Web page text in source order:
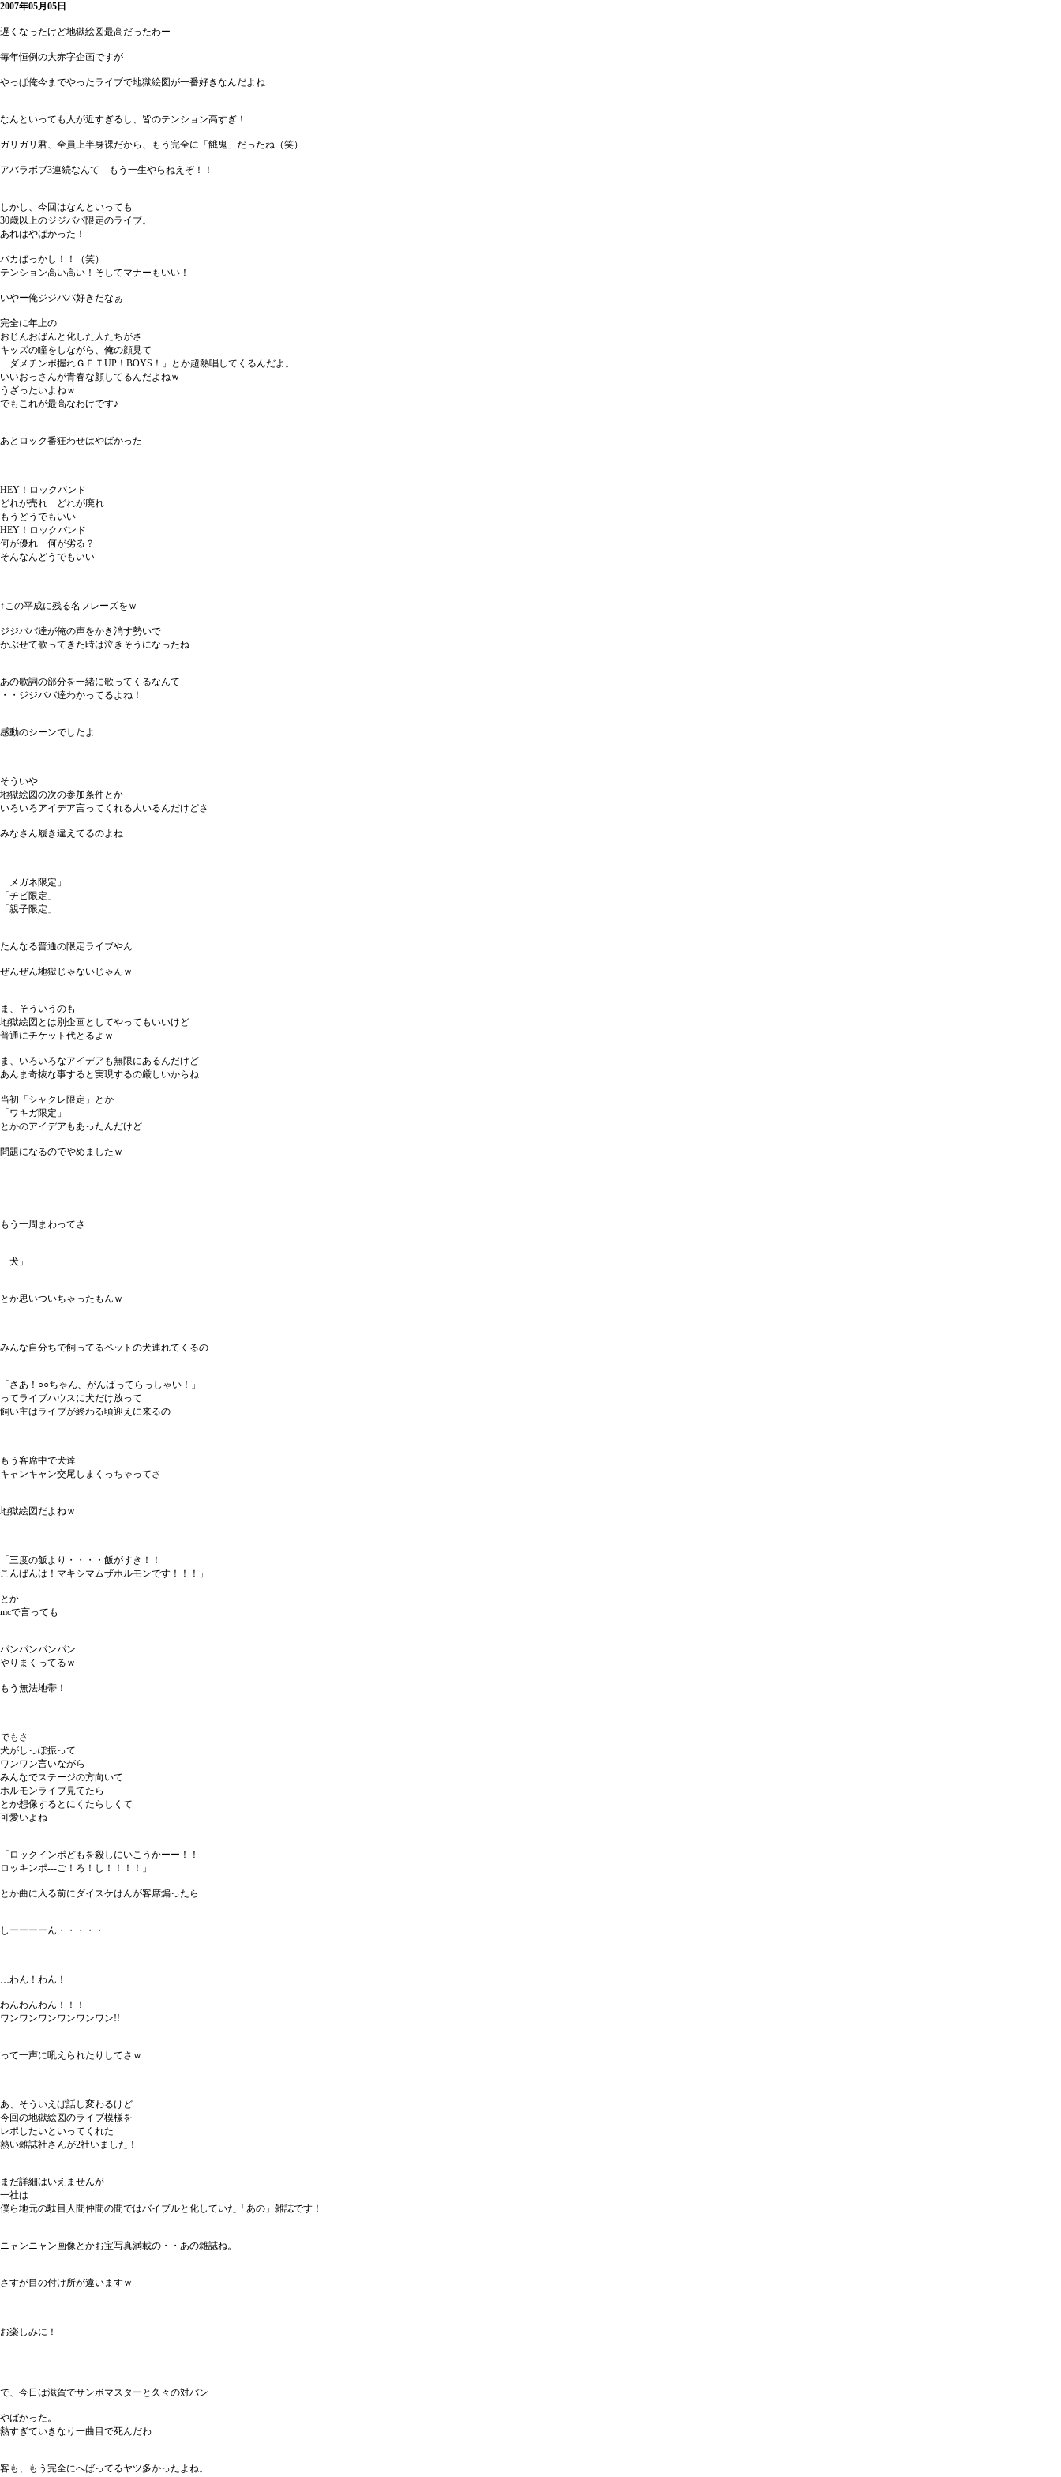
2007年05月05日
遅くなったけど地獄絵図最高だったわー
毎年恒例の大赤字企画ですが
やっぱ俺今までやったライブで地獄絵図が一番好きなんだよね
なんといっても人が近すぎるし、皆のテンション高すぎ！
ガリガリ君、全員上半身裸だから、もう完全に「餓鬼」だったね（笑）
アバラボブ3連続なんて もう一生やらねえぞ！！
しかし、今回はなんといっても
30歳以上のジジババ限定のライブ。
あれはやばかった！
バカばっかし！！（笑）
テンション高い高い！そしてマナーもいい！
いやー俺ジジババ好きだなぁ
完全に年上の
おじんおばんと化した人たちがさ
キッズの瞳をしながら、俺の顔見て
「ダメチンポ握れＧＥＴUP！BOYS！」とか超熱唱してくるんだよ。
いいおっさんが青春な顔してるんだよねｗ
うざったいよねｗ
でもこれが最高なわけです♪
あとロック番狂わせはやばかった
HEY！ロックバンド
どれが売れ どれが廃れ
もうどうでもいい
HEY！ロックバンド
何が優れ 何が劣る？
そんなんどうでもいい
↑この平成に残る名フレーズをｗ
ジジババ達が俺の声をかき消す勢いで
かぶせて歌ってきた時は泣きそうになったね
あの歌詞の部分を一緒に歌ってくるなんて
・・ジジババ達わかってるよね！
感動のシーンでしたよ
そういや
地獄絵図の次の参加条件とか
いろいろアイデア言ってくれる人いるんだけどさ
みなさん履き違えてるのよね
「メガネ限定」
「チビ限定」
「親子限定」
たんなる普通の限定ライブやん
ぜんぜん地獄じゃないじゃんｗ
ま、そういうのも
地獄絵図とは別企画としてやってもいいけど
普通にチケット代とるよｗ
ま、いろいろなアイデアも無限にあるんだけど
あんま奇抜な事すると実現するの厳しいからね
当初「シャクレ限定」とか
「ワキガ限定」
とかのアイデアもあったんだけど
問題になるのでやめましたｗ
もう一周まわってさ
「犬」
とか思いついちゃったもんｗ
みんな自分ちで飼ってるペットの犬連れてくるの
「さあ！○○ちゃん、がんばってらっしゃい！」
ってライブハウスに犬だけ放って
飼い主はライブが終わる頃迎えに来るの
もう客席中で犬達
キャンキャン交尾しまくっちゃってさ
地獄絵図だよねｗ
「三度の飯より・・・・飯がすき！！
こんばんは！マキシマムザホルモンです！！！」
とか
mcで言っても
パンパンパンパン
やりまくってるｗ
もう無法地帯！
でもさ
犬がしっぽ振って
ワンワン言いながら
みんなでステージの方向いて
ホルモンライブ見てたら
とか想像するとにくたらしくて
可愛いよね
「ロックインポどもを殺しにいこうかーー！！
ロッキンポ---ご！ろ！し！！！！」
とか曲に入る前にダイスケはんが客席煽ったら
しーーーーん・・・・・
…わん！わん！
わんわんわん！！！
ワンワンワンワンワンワン!!
って一声に吼えられたりしてさｗ
あ、そういえば話し変わるけど
今回の地獄絵図のライブ模様を
レポしたいといってくれた
熱い雑誌社さんが2社いました！
まだ詳細はいえませんが
一社は
僕ら地元の駄目人間仲間の間ではバイブルと化していた「あの」雑誌です！
ニャンニャン画像とかお宝写真満載の・・あの雑誌ね。
さすが目の付け所が違いますｗ
お楽しみに！
で、今日は滋賀でサンボマスターと久々の対バン
やばかった。
熱すぎていきなり一曲目で死んだわ
客も、もう完全にへばってるヤツ多かったよね。